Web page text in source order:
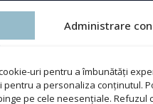
Administrare
uri pentru a îmbunătăți
pentru a personaliza conținutul.
pe cele neesențiale. Refuzul
☎0753